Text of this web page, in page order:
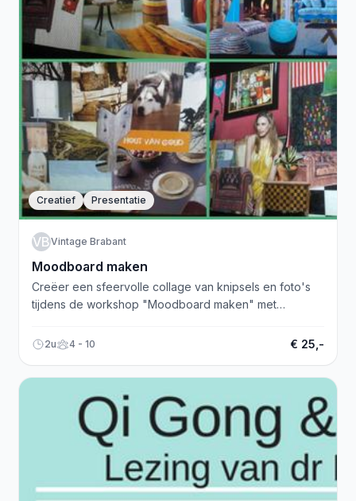
Creatief Presentatie
VBVintage Brabant
Moodboard maken
Creëer een sfeervolle collage van knipsels en foto's
tijdens de workshop "Moodboard maken" met
email.
2u 4 - 10 € 25,-